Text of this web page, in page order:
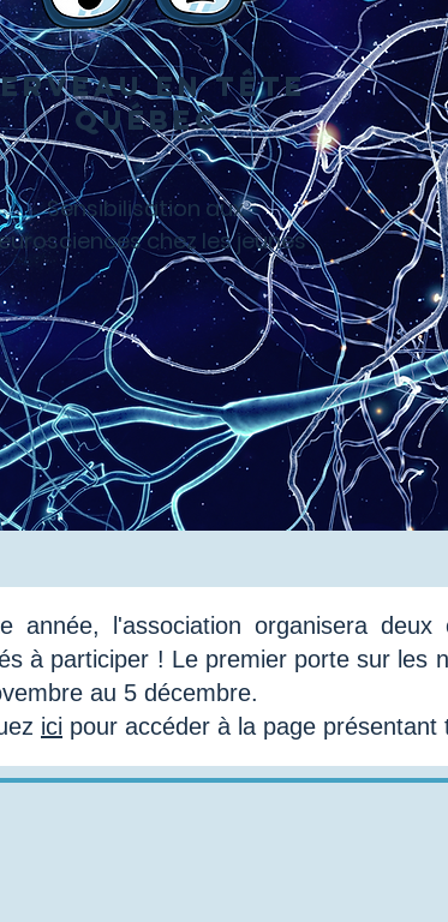
Sensibilisation aux
chez les jeunes
en tête
Québec
année, l'association organisera
à participer ! Le premier porte sur les
au 5 décembre.
ici pour accéder à la page